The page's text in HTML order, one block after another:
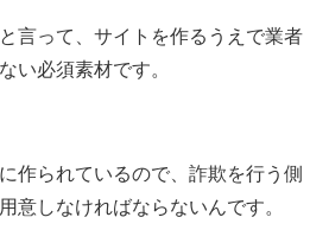
言って、サイトを作るうえで業者
い必須素材です。
作られているので、詐欺を行う側
意しなければならないんです。